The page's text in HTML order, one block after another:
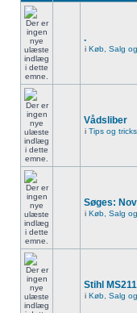
.
i Køb, Salg
Vådsliber
i Tips og tricks
Søges:
i Køb, Salg
Stihl
i Køb, Salg